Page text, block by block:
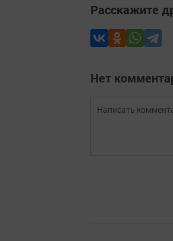
Расскажите
Нет